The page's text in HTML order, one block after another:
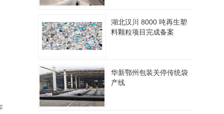
湖北汉川 8000 吨再生塑
料颗粒项目完成备案
华新鄂州包装关停传统袋
产线